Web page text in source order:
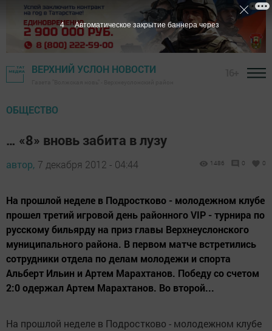
ВЕРХНИЙ УСЛОН НОВОСТИ
ОБЩЕСТВО
… «8» вновь забита в лузу
автор, 7 декабря 2012 - 04:44 1486 0 0
На прошлой неделе в Подростково - молодежном клубе
прошел третий игровой день районного VIP - турнира по
русскому бильярду на приз главы Верхнеуслонского
муниципального района. В первом матче встретились
сотрудники отдела по делам молодежи и спорта
Альберт Ильин и Артем Марахтанов. Победу со счетом
2:0 одержал Артем Марахтанов. Во второй...
На прошлой неделе в Подростково - молодежном клубе
3 Автоматическое закрытие баннера через